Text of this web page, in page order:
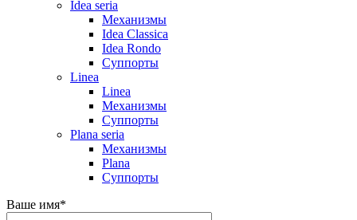
Idea seria
Механизмы
Idea Classica
Idea Rondo
Суппорты
Linea
Linea
Механизмы
Суппорты
Plana seria
Механизмы
Plana
Суппорты
Ваше имя*